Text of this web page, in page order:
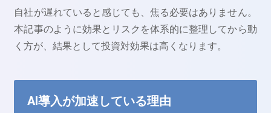
自社が遅れていると感じても、焦る必要はありません。
本記事のように効果とリスクを体系的に整理してから動
く方が、結果として投資対効果は高くなります。
AI導入が加速している理由